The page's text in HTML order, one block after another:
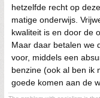
hetzelfde recht op
matige onderwijs.
kwaliteit is en door de
Maar daar betalen we
voor, middels een
benzine (ook al ben ik
goede komen aan de